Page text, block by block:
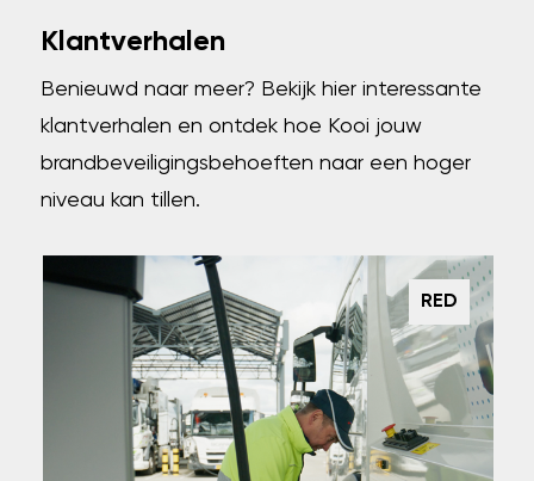
Klantverhalen
Benieuwd naar meer? Bekijk hier interessante
klantverhalen en ontdek hoe Kooi jouw
brandbeveiligingsbehoeften naar een hoger
niveau kan tillen.
RED